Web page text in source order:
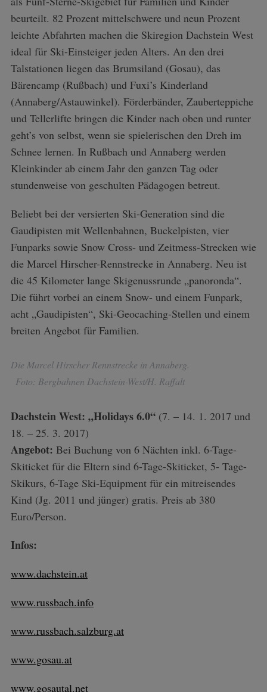
beurteilt. 82 Prozent mittelschwere und neun Prozent
leichte Abfahrten machen die Skiregion Dachstein West
ideal für Ski-Einsteiger jeden Alters. An den drei
Talstationen liegen das Brumsiland (Gosau), das
Bärencamp (Rußbach) und Fuxi’s Kinderland
(Annaberg/Astauwinkel). Förderbänder, Zauberteppiche
und Tellerlifte bringen die Kinder nach oben und runter
geht’s von selbst, wenn sie spielerischen den Dreh im
Schnee lernen. In Rußbach und Annaberg werden
Kleinkinder ab einem Jahr den ganzen Tag oder
stundenweise von geschulten Pädagogen betreut.
Beliebt bei der versierten Ski-Generation sind die
Gaudipisten mit Wellenbahnen, Buckelpisten, vier
Funparks sowie Snow Cross- und Zeitmess-Strecken wie
die Marcel Hirscher-Rennstrecke in Annaberg. Neu ist
die 45 Kilometer lange Skigenussrunde „panoronda“.
Die führt vorbei an einem Snow- und einem Funpark,
acht „Gaudipisten“, Ski-Geocaching-Stellen und einem
breiten Angebot für Familien.
Die Marcel Hirscher Rennstrecke in Annaberg.
Foto: Bergbahnen Dachstein-West/H. Raffalt
Dachstein West: „Holidays 6.0“(7. – 14. 1. 2017 und
18. – 25. 3. 2017)
Angebot: Bei Buchung von 6 Nächten inkl. 6-Tage-
Skiticket für die Eltern sind 6-Tage-Skiticket, 5- Tage-
Skikurs, 6-Tage Ski-Equipment für ein mitreisendes
Kind (Jg. 2011 und jünger) gratis. Preis ab 380
Euro/Person.
Infos:
www.dachstein.at
www.russbach.info
www.russbach.salzburg.at
www.gosau.at
www.gosautal.net
S
a
c
f